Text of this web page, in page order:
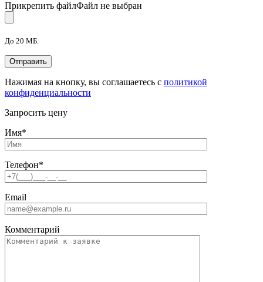
Прикрепить файлФайл не выбран
До 20 МБ.
Нажимая на кнопку, вы соглашаетесь с политикой
конфиденциальности
Запросить цену
Имя*
Телефон*
Email
Комментарий